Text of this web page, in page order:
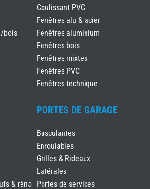
bois
Coulissant PVC
Fenêtres alu & acier
Fenêtres aluminium
Fenêtres bois
Fenêtres mixtes
Fenêtres PVC
Fenêtres technique
& réno
PORTES DE GARAGE
Basculantes
Enroulables
Grilles & Rideaux
Latérales
Portes de services